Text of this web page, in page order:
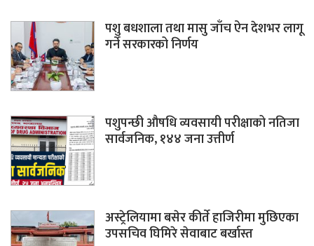
पशु बधशाला तथा मासु जाँच ऐन देशभर लागू
गर्ने सरकारको निर्णय
पशुपन्छी औषधि व्यवसायी परीक्षाको नतिजा
सार्वजनिक, १४४ जना उत्तीर्ण
अस्ट्रेलियामा बसेर कीर्ते हाजिरीमा मुछिएका
उपसचिव घिमिरे सेवाबाट बर्खास्त